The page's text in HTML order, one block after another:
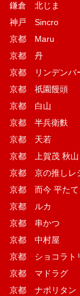
鎌倉 北じま
神戸 Sincro
京都 Maru
京都 丹
京都 リンデンバ
京都 祇園饅頭
京都 白山
京都 半兵衛麩
京都 天若
京都 上賀茂 秋山
京都 京の推しレ
京都 而今 平たて
京都 ルカ
京都 串かつ
京都 中村屋
京都 ショコラト
京都 マドラグ
京都 ナポリタン